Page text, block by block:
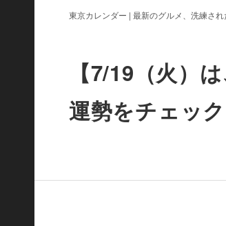
東京カレンダー | 最新のグルメ、洗練さ
【7/19（火）
運勢をチェック